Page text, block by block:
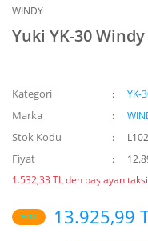
WINDY
Yuki YK-30
Kategori YK-
Marka
Stok Kodu
Fiyat
1.532,33 TL den başlayan
%10 13.925,99